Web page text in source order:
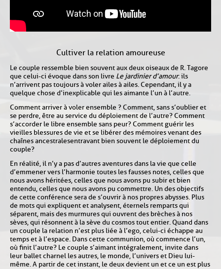
Cultiver la relation amoureuse
Le couple ressemble bien souvent aux deux oiseaux de R. Tagore
que celui-ci évoque dans son livre Le jardinier d’amour: ils
n’arrivent pas toujours à voler ailes à ailes. Cependant, il y a
quelque chose d’inexplicable qui les aimante l’un à l’autre.
Comment arriver à voler ensemble ? Comment, sans s’oublier et
se perdre, être au service du déploiement de l’autre ? Comment
s’accorder le libre ensemble sans peur ? Comment guérir les
vieilles blessures de vie et se libérer des mémoires venant des
chaînes ancestrales entravant bien souvent le déploiement du
couple ?
En réalité, il n’y a pas d’autres aventures dans la vie que celle
d’emmener vers l’harmonie toutes les fausses notes, celles que
nous avons héritées, celles que nous avons pu subir et bien
entendu, celles que nous avons pu commettre. Un des objectifs
de cette conférence sera de s’ouvrir à nos propres abysses. Plus
de mots qui expliquent et analysent, éternels remparts qui
séparent, mais des murmures qui ouvrent des brèches à nos
sèves, qui résonnent à la sève du cosmos tout entier. Quand dans
un couple la relation n’est plus liée à l’ego, celui-ci échappe au
temps et à l’espace. Dans cette communion, où commence l’un,
où finit l’autre ? Le couple s’aimant intégralement, invite dans
leur ballet charnel les autres, le monde, l’univers et Dieu lui-
même. A partir de cet instant, le deux devient un et ce un est plus